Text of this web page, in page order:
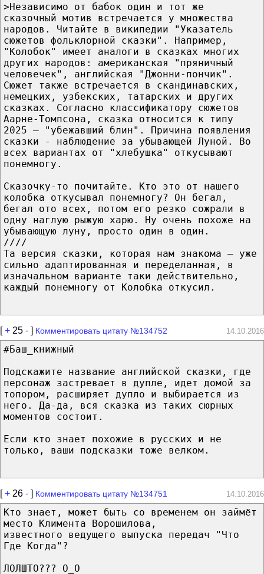
>Независимо от бабок один и тот же
сказочный мотив встречается у множества
народов. Читайте в википедии "Указатель
сюжетов фольклорной сказки". Например,
"Колобок" имеет аналоги в сказках многих
других народов: американская "пряничный
человечек", английская "Джонни-пончик".
Сюжет также встречается в скандинавских,
немецких, узбекских, татарских и других
сказках. Согласно классификатору сюжетов
Аарне-Томпсона, сказка относится к типу
2025 — "убежавший блин". Причина появления
сказки - наблюдение за убывающей Луной. Во
всех вариантах от "хлебушка" откусывают
понемногу.
Сказочку-то почитайте. Кто это от нашего
колобка откусывал понемногу? Он бегал,
бегал ото всех, потом его резко сожрали в
одну наглую рыжую харю. Ну очень похоже на
убывающую луну, просто один в один.
////
Та версия сказки, которая нам знакома – уже
сильно адаптированная и переделанная, в
изначальном варианте таки действительно,
каждый понемногу от Колобка откусил.
[+ 25 - ] Комментировать цитату №134752 14.10.2016
#Баш_книжный
Подскажите название английской сказки, где
персонаж застревает в дупле, идет домой за
топором, расширяет дупло и выбирается из
него. Да-да, вся сказка из таких сюрных
моментов состоит.
Если кто знает похожие в русских и не
только, ваши подсказки тоже велком.
[+ 26 - ] Комментировать цитату №134751 14.10.2016
Кто знает, может быть со временем он займёт
место Климента Ворошилова,
известного ведущего выпуска передач "Что
Где Когда"?
ЛОЛШТО??? О_О